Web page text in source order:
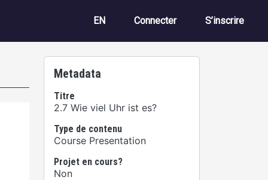
EN Menu du compte
Connecter S’inscrire
Metadata
Titre
2.7 Wie viel Uhr ist es?
Type de contenu
Course Presentation
Projet en cours?
Non